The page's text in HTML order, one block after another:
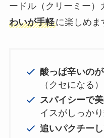
ードル（クリーミー）
わいが手軽に楽しめま
酸っぱ辛いの
（クセになる）
スパイシーで
イスがしっか
追いパクチー